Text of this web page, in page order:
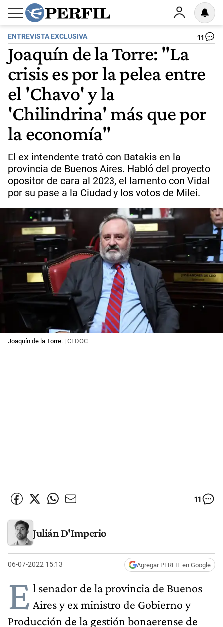
ENTREVISTA EXCLUSIVA 11
Joaquín de la Torre: "La
crisis es por la pelea entre
el 'Chavo' y la
'Chilindrina' más que por
la economía"
El ex intendente trató con Batakis en la
provincia de Buenos Aires. Habló del proyecto
opositor de cara al 2023, el lamento con Vidal
por su pase a la Ciudad y los votos de Milei.
Joaquín de la Torre. | CEDOC
11
Julián D'Imperio
06-07-2022 15:13 Agregar PERFIL en Google
E l senador de la provincia de Buenos
Aires y ex ministro de Gobierno y
Producción de la gestión bonaerense de